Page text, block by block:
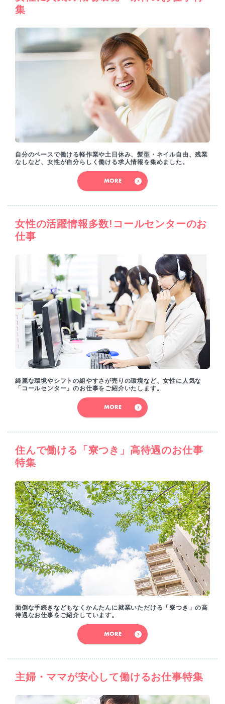
集
自分のペースで働ける軽作業や土日休み、髪型・ネイル自由、残業
なしなど、女性が自分らしく働ける求人情報を集めました。
MORE
女性の活躍情報多数!コールセンターのお
仕事
綺麗な環境やシフトの組やすさが売りの環境など、女性に人気な
「コールセンター」のお仕事をご紹介いたします。
MORE
住んで働ける「寮つき」高待遇のお仕事
特集
面倒な手続きなどもなくかんたんに就業いただける「寮つき」の高
待遇なお仕事をご紹介しています。
MORE
主婦・ママが安心して働けるお仕事特集